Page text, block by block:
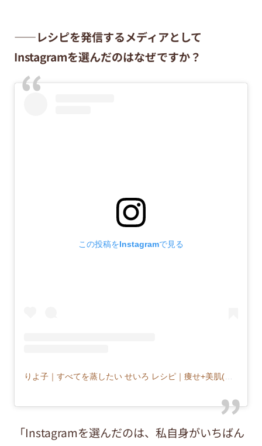
——レシピを発信するメディアとして
Instagramを選んだのはなぜですか？
この投稿をInstagramで見る
りよ子｜すべてを蒸したい せいろ レシピ｜痩せ+美肌(@musu_riyoco)がシェアした投稿
「Instagramを選んだのは、私自身がいちばん